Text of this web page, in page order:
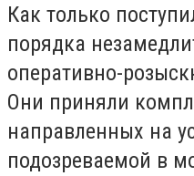
Как только
порядка
оперативно-
Они приняли
направленных на
подозреваемой в